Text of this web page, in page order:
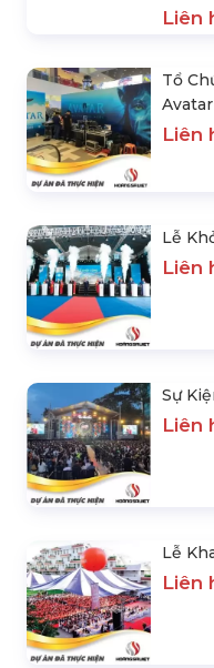
Liên
Lễ
Sự
Lễ